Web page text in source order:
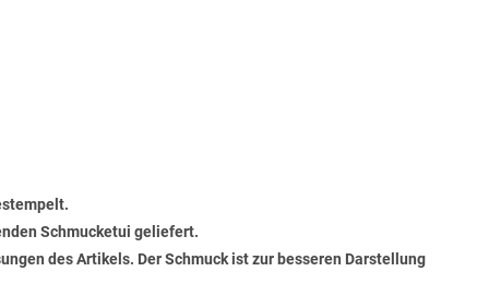
Schmucketui geliefert.
des Artikels. Der Schmuck ist zur besseren Darstellung